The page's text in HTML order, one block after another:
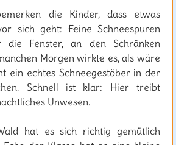
die Kinder, dass etwas
sich geht: Feine Schneespuren
die Fenster, an den Schränken
Morgen wirkte es, als wäre
ein echtes Schneegestöber in der
Schnell ist klar: Hier treibt
Unwesen.
hat es sich richtig gemütlich